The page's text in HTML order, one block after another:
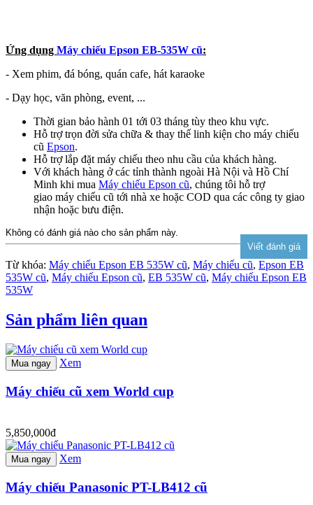
Ứng dụng Máy chiếu Epson EB-535W cũ:
- Xem phim, đá bóng, quán cafe, hát karaoke
- Dạy học, văn phòng, event, ...
Thời gian bảo hành 01 tới 03 tháng tùy theo khu vực.
Hỗ trợ trọn đời sửa chữa & thay thế linh kiện cho máy chiếu
cũ Epson.
Hỗ trợ lắp đặt máy chiếu theo nhu cầu của khách hàng.
Với khách hàng ở các tỉnh thành ngoài Hà Nội và Hồ Chí
Minh khi mua Máy chiếu Epson cũ, chúng tôi hỗ trợ
giao máy chiếu cũ tới nhà xe hoặc COD qua các công ty giao
nhận hoặc bưu điện.
Không có đánh giá nào cho sản phẩm này.
Từ khóa: Máy chiếu Epson EB 535W cũ, Máy chiếu cũ, Epson EB
535W cũ, Máy chiếu Epson cũ, EB 535W cũ, Máy chiếu Epson EB
535W
Sản phẩm liên quan
Mua ngay Xem
Máy chiếu cũ xem World cup
5,850,000đ
Mua ngay Xem
Máy chiếu Panasonic PT-LB412 cũ